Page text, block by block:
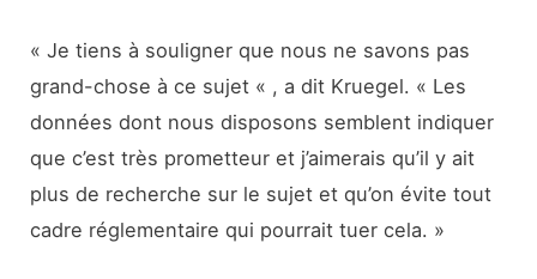
« Je tiens à souligner que nous ne savons pas
grand-chose à ce sujet « , a dit Kruegel. « Les
données dont nous disposons semblent indiquer
que c’est très prometteur et j’aimerais qu’il y ait
plus de recherche sur le sujet et qu’on évite tout
cadre réglementaire qui pourrait tuer cela. »